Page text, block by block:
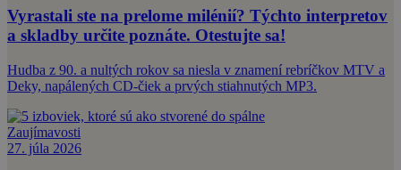
Vyrastali ste na prelome milénií? Týchto interpretov
a skladby určite poznáte. Otestujte sa!
Hudba z 90. a nultých rokov sa niesla v znamení rebríčkov MTV a
Deky, napálených CD-čiek a prvých stiahnutých MP3.
Zaujímavosti
27. júla 2026